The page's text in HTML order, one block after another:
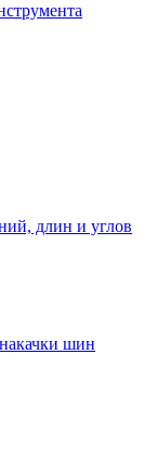
длин и углов
шин